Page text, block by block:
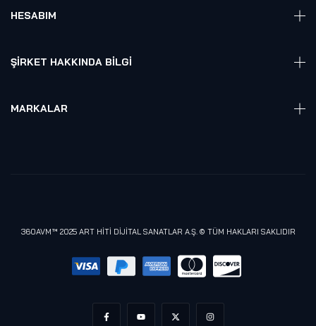
Elektronik
HESABIM
Sepet
ŞIRKET HAKKINDA BILGI
Referanslarımız
MARKALAR
360AVM™ 2025 ART HİTİ DİJİTAL SANATLAR A.Ş. © TÜM HAKLARI SAKLIDIR